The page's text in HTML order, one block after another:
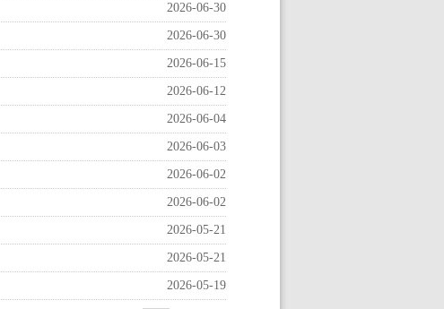
2026-06-30
2026-06-30
2026-06-15
2026-06-12
2026-06-04
2026-06-03
2026-06-02
2026-06-02
2026-05-21
2026-05-21
2026-05-19